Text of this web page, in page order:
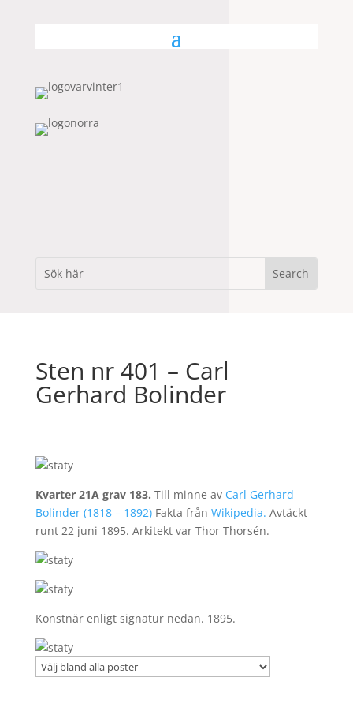
Sten nr 401 – Carl
Gerhard Bolinder
Kvarter 21A grav 183. Till minne av Carl Gerhard
Bolinder (1818 – 1892)Fakta från Wikipedia. Avtäckt
runt 22 juni 1895. Arkitekt var Thor Thorsén.
Konstnär enligt signatur nedan. 1895.